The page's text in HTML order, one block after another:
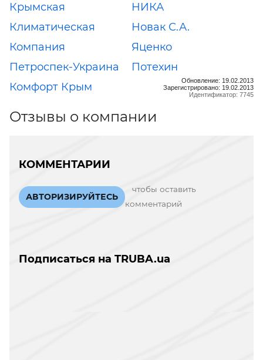
Крымская
Климатическая
Компания
НИКА
Новак С.А.
Яценко
Петроспек-Украина
Потехин
Комфорт Крым
Обновление: 19.02.2013
Зарегистрировано: 19.02.2013
Идентификатор: 7745
Отзывы о компании
КОММЕНТАРИИ
АВТОРИЗИРУЙТЕСЬ
чтобы оставить
комментарий
Подписаться на TRUBA.ua